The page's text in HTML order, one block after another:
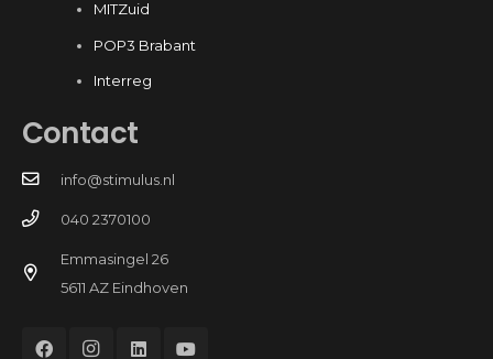
MITZuid
POP3 Brabant
Interreg
Contact
info@stimulus.nl
040 2370100
Emmasingel 26
5611 AZ Eindhoven